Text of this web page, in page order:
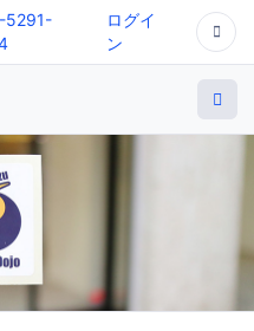
5291-
ログイ
ン